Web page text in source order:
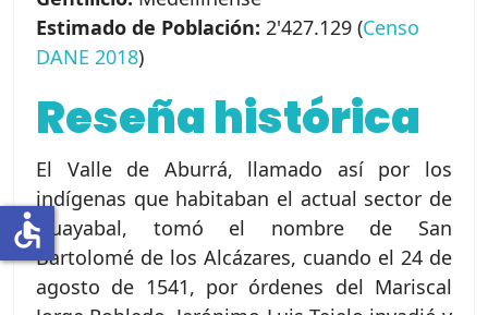
Estimado de Población: 2'427.129 (Censo
DANE 2018)
Reseña histórica
El Valle de Aburrá, llamado así por los
indígenas que habitaban el actual sector de
Guayabal, tomó el nombre de San
Bartolomé de los Alcázares, cuando el 24 de
agosto de 1541, por órdenes del Mariscal
accessible